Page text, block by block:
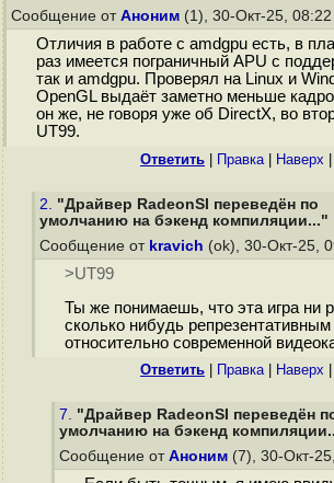
Сообщение от Аноним (1), 30-Окт-25, 08:22
Отличия в работе с amdgpu есть, в
раз имеется пограничный APU с
так и amdgpu. Проверял на Linux и
OpenGL выдаёт заметно меньше
он же, не говоря уже об DirectX, во
UT99.
Ответить Правка| Наверх
2. "Драйвер RadeonSI переведён по
умолчанию на бэкенд компиляции..."
Сообщение от kravich (ok), 30-Окт-25,
>UT99
Ты же понимаешь, что эта игра ни
сколько нибудь
относительно современной
Ответить Правка| Наверх
7. "Драйвер RadeonSI переведён
умолчанию на бэкенд
Сообщение от Аноним (7), 30-Окт-